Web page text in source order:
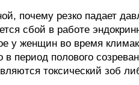
почему резко падает
сбой в работе
у женщин во время
в период полового
токсический зоб